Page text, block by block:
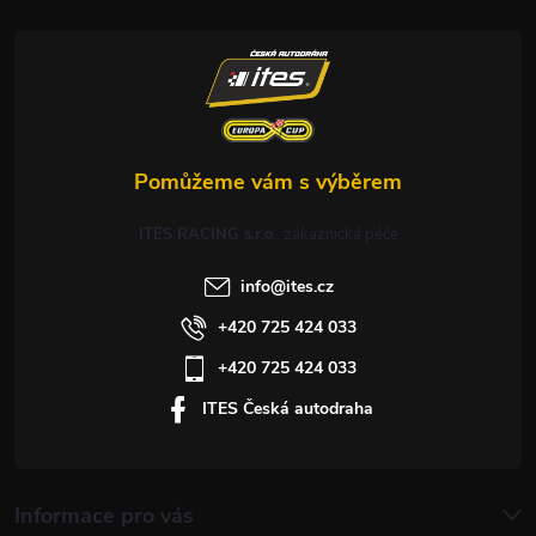
Informace pro vás
ITES RACING s.r.o.
info@ites.cz
+420 725 424 033
+420 725 424 033
ITES Česká autodraha